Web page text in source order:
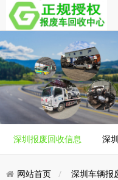
深圳报废回收信息 深
网站首页 深圳车辆报